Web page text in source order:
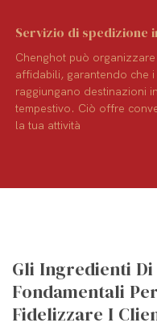
Servizio di spedizione
Chenghot può
affidabili, garantendo che
raggiungano destinazioni
tempestivo. Ciò offre
la tua attività
Gli Ingredienti Di
Fondamentali
Fidelizzare I